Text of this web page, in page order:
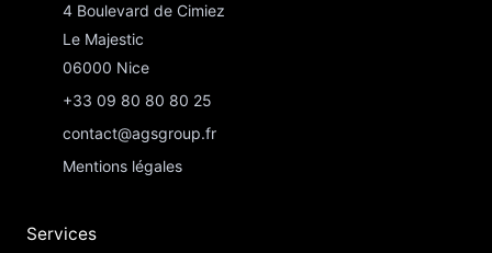
4 Boulevard de Cimiez
Le Majestic
06000 Nice
+33 09 80 80 80 25
contact@agsgroup.fr
Mentions légales
Services